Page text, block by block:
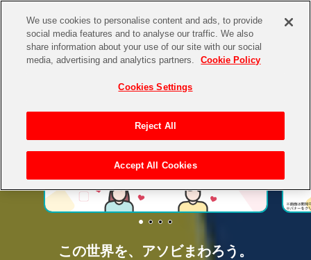
CHANNEL STORE EVENT
CHANNEL
ASOBI CHANNEL TOP
STORE
ASOBI STORE TOP グッズ
この世界を、 アソビまわろう。
We use cookies to personalise content and ads, to provide
social media features and to analyse our traffic. We also
share information about your use of our site with our social
media, advertising and analytics partners.
Cookie Policy
Cookies Settings
Reject All
Accept All Cookies